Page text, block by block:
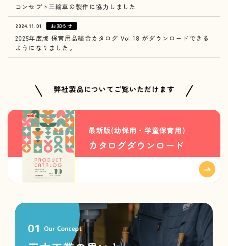
コンセプト三輪車の製作に協力しました
2024.11.01 お知らせ
2025年度版 保育用品総合カタログ Vol.18 がダウンロードできる
ようになりました。
弊社製品についてご覧いただけます
最新版(幼保用・学童保育用)
カタログダウンロード